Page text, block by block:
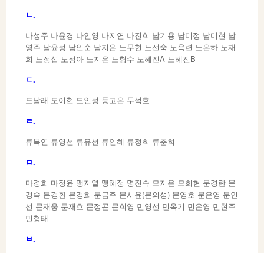
ㄴ.
나성주 나윤경 나인영 나지연 나진희 남기용 남미정 남미현 남
영주 남윤정 남인순 남지은 노무현 노선숙 노옥련 노은하 노재
희 노정섭 노정아 노지은 노형수 노혜진A 노혜진B
ㄷ.
도남래 도이현 도인정 동고은 두석호
ㄹ.
류복연 류영선 류유선 류인혜 류정희 류춘희
ㅁ.
마경희 마정윤 맹지열 맹혜정 명진숙 모지은 모희현 문경란 문
경숙 문경환 문경희 문금주 문시윤(문의성) 문영호 문은영 문인
선 문재웅 문재호 문정곤 문희영 민영선 민옥기 민은영 민현주
민형태
ㅂ.